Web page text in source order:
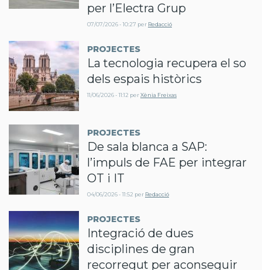
per l’Electra Grup
07/07/2026 - 10:27 per Redacció
PROJECTES
La tecnologia recupera el so
dels espais històrics
11/06/2026 - 11:12 perXènia Freixas
PROJECTES
De sala blanca a SAP:
l’impuls de FAE per integrar
OT i IT
04/06/2026 - 11:52 per Redacció
PROJECTES
Integració de dues
disciplines de gran
recorregut per aconseguir